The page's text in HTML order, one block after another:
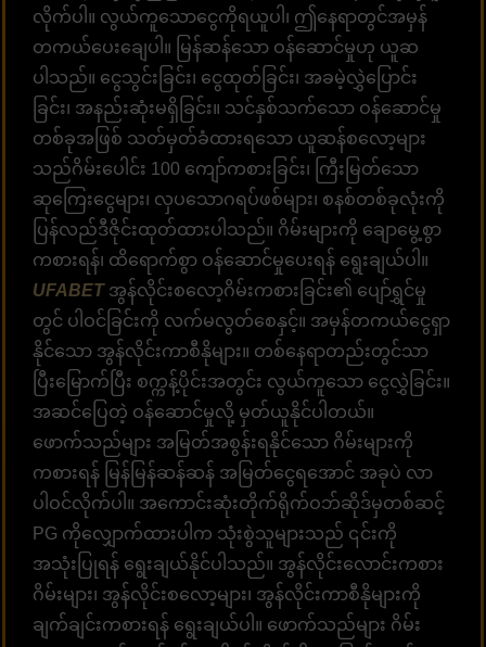
လိုက်ပါ။ လွယ်ကူသောငွေကိုရယူပါ၊ ဤနေရာတွင်အမှန်
တကယ်ပေးချေပါ။ မြန်ဆန်သော ဝန်ဆောင်မှုဟု ယူဆ
ပါသည်။ ငွေသွင်းခြင်း၊ ငွေထုတ်ခြင်း၊ အခမဲ့လွှဲပြောင်း
ခြင်း၊ အနည်းဆုံးမရှိခြင်း။ သင်နှစ်သက်သော ဝန်ဆောင်မှု
တစ်ခုအဖြစ် သတ်မှတ်ခံထားရသော ယူဆန်စလော့များ
သည်ဂိမ်းပေါင်း 100 ကျော်ကစားခြင်း၊ ကြီးမြတ်သော
ဆုကြေးငွေများ၊ လှပသောဂရပ်ဖစ်များ၊ စနစ်တစ်ခုလုံးကို
ပြန်လည်ဒီဇိုင်းထုတ်ထားပါသည်။ ဂိမ်းများကို ချောမွေ့စွာ
ကစားရန်၊ ထိရောက်စွာ ဝန်ဆောင်မှုပေးရန် ရွေးချယ်ပါ။
UFABETအွန်လိုင်းစလော့ဂိမ်းကစားခြင်း၏ ပျော်ရွှင်မှု
တွင် ပါဝင်ခြင်းကို လက်မလွတ်စေနှင့်။ အမှန်တကယ်ငွေရှာ
နိုင်သော အွန်လိုင်းကာစီနိုများ။ တစ်နေရာတည်းတွင်သာ
ပြီးမြောက်ပြီး စက္ကန့်ပိုင်းအတွင်း လွယ်ကူသော ငွေလွှဲခြင်း။
အဆင်ပြေတဲ့ ဝန်ဆောင်မှုလို့ မှတ်ယူနိုင်ပါတယ်။
ဖောက်သည်များ အမြတ်အစွန်းရနိုင်သော ဂိမ်းများကို
ကစားရန် မြန်မြန်ဆန်ဆန် အမြတ်ငွေရအောင် အခုပဲ လာ
ပါဝင်လိုက်ပါ။ အကောင်းဆုံးတိုက်ရိုက်ဝဘ်ဆိုဒ်မှတစ်ဆင့်
PG ကိုလျှောက်ထားပါက သုံးစွဲသူများသည် ၎င်းကို
အသုံးပြုရန် ရွေးချယ်နိုင်ပါသည်။ အွန်လိုင်းလောင်းကစား
ဂိမ်းများ၊ အွန်လိုင်းစလော့များ၊ အွန်လိုင်းကာစီနိုများကို
ချက်ချင်းကစားရန် ရွေးချယ်ပါ။ ဖောက်သည်များ ဂိမ်း